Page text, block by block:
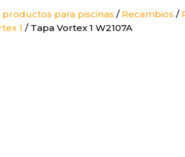
para piscinas / Recambios /
1 / Tapa Vortex 1 W2107A